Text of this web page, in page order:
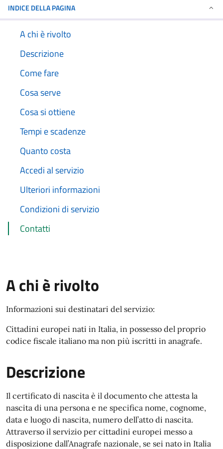
INDICE DELLA PAGINA
A chi è rivolto
Descrizione
Come fare
Cosa serve
Cosa si ottiene
Tempi e scadenze
Quanto costa
Accedi al servizio
Ulteriori informazioni
Condizioni di servizio
Contatti
A chi è rivolto
Informazioni sui destinatari del servizio:
Cittadini europei nati in Italia, in possesso del proprio
codice fiscale italiano ma non più iscritti in anagrafe.
Descrizione
Il certificato di nascita è il documento che attesta la
nascita di una persona e ne specifica nome, cognome,
data e luogo di nascita, numero dell’atto di nascita.
Attraverso il servizio per cittadini europei messo a
disposizione dall’Anagrafe nazionale, se sei nato in Italia